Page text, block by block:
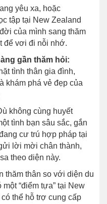
yêu xa, hoặc
tập tại New Zealand
của mình sang thăm
để vơi đi nỗi nhớ.
gần thăm hỏi:
tình thân gia đình,
khám phá vẻ đẹp của
không cùng huyết
tình bạn sâu sắc, gắn
cư trú hợp pháp tại
lời mời chân thành,
theo diện này.
thăm thân so với diện du
“điểm tựa” tại New
thể hỗ trợ cung cấp